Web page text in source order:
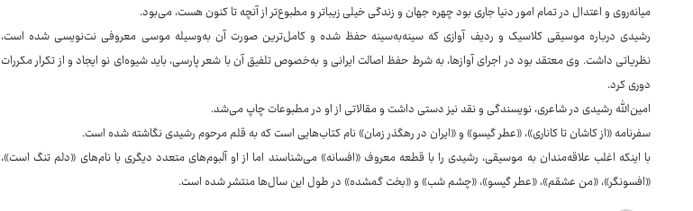
میانه‌روی و اعتدال در تمام امور دنیا جاری بود چهره جهان و زندگی خیلی زیباتر و مطبوع‌تر از آنچه تا کنون هست، می‌بود.
رشیدی درباره موسیقی کلاسیک و ردیف آوازی که سینه‌به‌سینه حفظ شده و کامل‌ترین صورت آن به‌وسیله موسی معروفی نت‌نویسی شده است،
نظریاتی داشت. وی معتقد بود در اجرای آوازها، به شرط حفظ اصالت ایرانی و به‌خصوص تلفیق آن با شعر پارسی، باید شیوه‌ای نو ایجاد و از تکرار مکررات
دوری کرد.
امین‌الله رشیدی در شاعری، نویسندگی و نقد نیز دستی داشت و مقالاتی از او در مطبوعات چاپ می‌شد.
سفرنامه «از کاشان تا کاناری»، «عطر گیسو» و «ایران در رهگذر زمان» نام کتاب‌هایی است که به قلم مرحوم رشیدی نگاشته شده است.
با اینکه اغلب علاقه‌مندان به موسیقی، رشیدی را با قطعه معروف «افسانه» می‌شناسند اما از او آلبوم‌های متعدد دیگری با نام‌های «دلم تنگ است»،
«افسونگر»، «من عشقم»، «عطر گیسو»، «چشم شب» و «بخت گمشده» در طول این سال‌ها منتشر شده است.